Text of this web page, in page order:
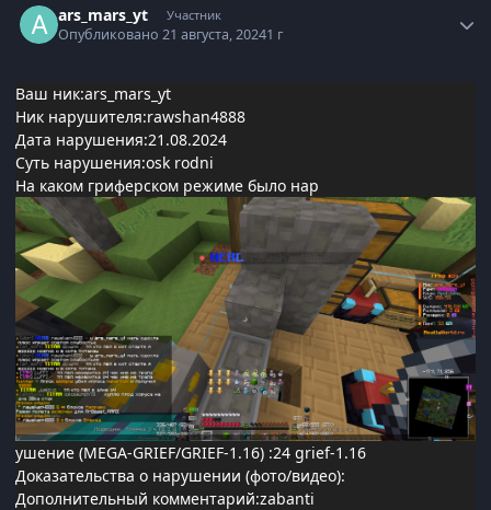
ars_mars_yt Участник
Опубликовано21 августа, 20241 г
Ваш ник:ars_mars_yt
Ник нарушителя:rawshan4888
Дата нарушения:21.08.2024
Суть нарушения:osk rodni
На каком гриферском режиме было нар
ушение (MEGA-GRIEF/GRIEF-1.16) :24 grief-1.16
Доказательства о нарушении (фото/видео):
Дополнительный комментарий:zabanti